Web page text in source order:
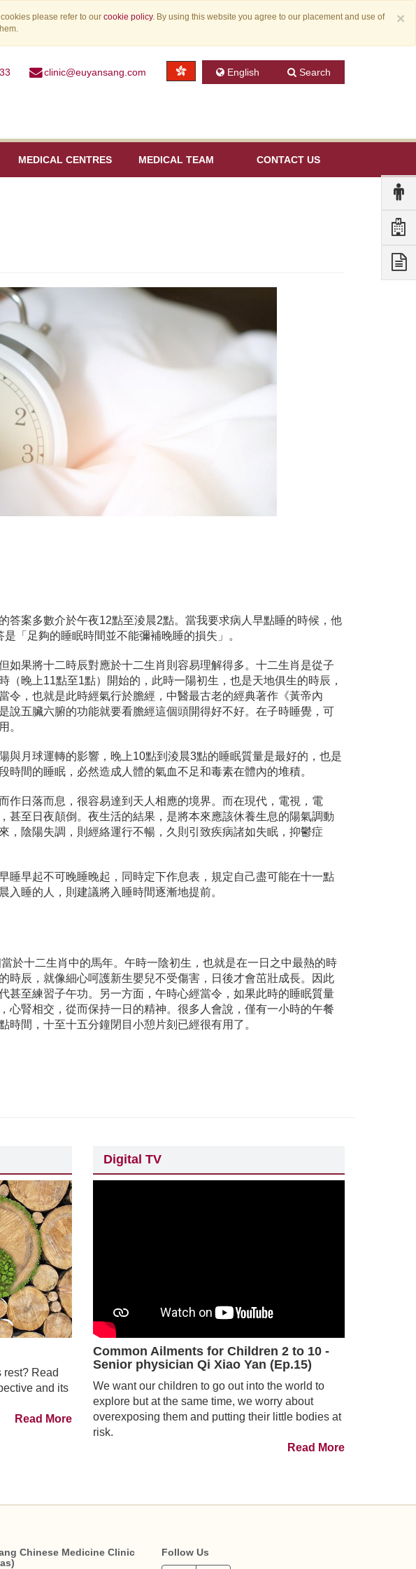
×
please refer to our cookie policy. By using this website you agree to our placement and use of
Search
English
clinic@euyansang.com
MEDICAL CENTRES MEDICAL TEAM CONTACT US
答案多數介於午夜12點至淩晨2點。當我要求病人早點睡的時候，他
「足夠的睡眠時間並不能彌補晚睡的損失」。
如果將十二時辰對應於十二生肖則容易理解得多。十二生肖是從子
晚上11點至1點）開始的，此時一陽初生，也是天地俱生的時辰，
令，也就是此時經氣行於膽經，中醫最古老的經典著作《黃帝內
說五臟六腑的功能就要看膽經這個頭開得好不好。在子時睡覺，可
。
與月球運轉的影響，晚上10點到淩晨3點的睡眠質量是最好的，也是
間的睡眠，必然造成人體的氣血不足和毒素在體內的堆積。
作日落而息，很容易達到天人相應的境界。而在現代，電視，電
甚至日夜顛倒。夜生活的結果，是將本來應該休養生息的陽氣調動
，陰陽失調，則經絡運行不暢，久則引致疾病諸如失眠，抑鬱症
睡早起不可晚睡晚起，同時定下作息表，規定自己盡可能在十一點
睡的人，則建議將入睡時間逐漸地提前。
於十二生肖中的馬年。午時一陰初生，也就是在一日之中最熱的時
時辰，就像細心呵護新生嬰兒不受傷害，日後才會茁壯成長。因此
甚至練習子午功。另一方面，午時心經當令，如果此時的睡眠質量
心腎相交，從而保持一日的精神。很多人會說，僅有一小時的午餐
間，十至十五分鐘閉目小憩片刻已經很有用了。
rest? Read
and its
Read More
Digital TV
Common Ailments for Children 2 to 10 -
Senior physician Qi Xiao Yan (Ep.15)
We want our children to go out into the world to
explore but at the same time, we worry about
overexposing them and putting their little bodies at
risk.
Read More
Chinese Medicine Clinic
Follow Us